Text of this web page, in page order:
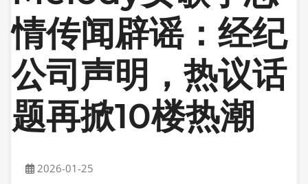
情传闻辟谣：经纪
公司声明，热议话
题再掀10楼热潮
2026-01-25